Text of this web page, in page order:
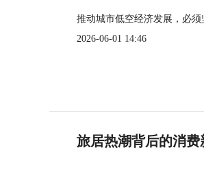
推动城市低空经济发展，必
2026-06-01 14:46
旅居热潮背后的消费